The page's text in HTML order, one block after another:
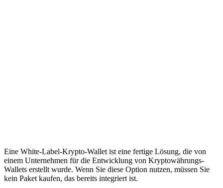
Eine White-Label-Krypto-Wallet ist eine fertige Lösung, die von
einem Unternehmen für die Entwicklung von Kryptowährungs-
Wallets erstellt wurde. Wenn Sie diese Option nutzen, müssen Sie
kein Paket kaufen, das bereits integriert ist.